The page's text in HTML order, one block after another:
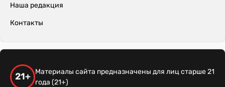
Наша редакция
Контакты
21+
Материалы сайта предназначены для лиц старше 21
года (21+)